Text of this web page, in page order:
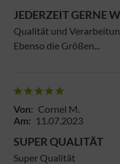
JEDERZEIT GERNE
Qualität und
Ebenso die Größen...
Von: Cornel M.
Am: 11.07.2023
SUPER QUALITÄT
Super Qualität